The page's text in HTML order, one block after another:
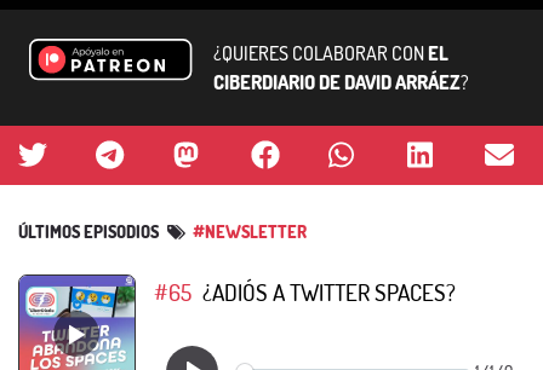
¿QUIERES COLABORAR CONEL
CIBERDIARIO DE DAVID ARRÁEZ?
ÚLTIMOS EPISODIOS #NEWSLETTER
#65 ¿ADIÓS A TWITTER SPACES?